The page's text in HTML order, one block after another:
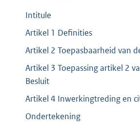
Intitule
Artikel 1 Definities
Artikel 2 Toepasbaarheid van
Artikel 3 Toepassing artikel 2
Besluit
Artikel 4 Inwerkingtreding en
Ondertekening